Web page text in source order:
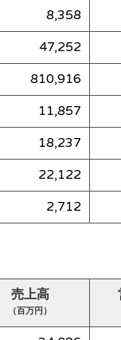
8,358
47,252
810,916
11,857
18,237
22,122
2,712
売上高
（百万円）